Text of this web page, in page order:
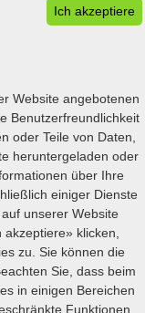
Ich akzeptiere
Website angebotenen
Benutzerfreundlichkeit
oder Teile von Daten,
heruntergeladen oder
über Ihre
einiger Dienste
unserer Website
klicken,
zu. Sie können die
Sie, dass beim
in einigen Bereichen
Funktionen